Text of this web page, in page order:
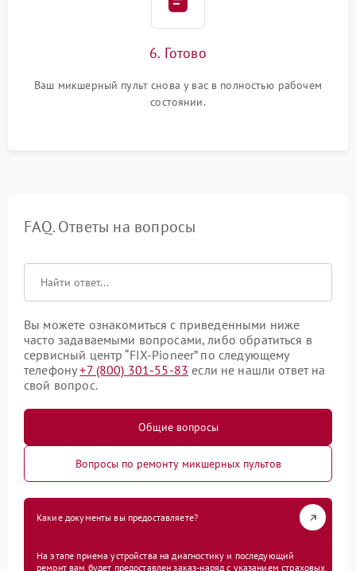
6. Готово
Ваш микшерный пульт снова у вас в полностью рабочем
состоянии.
FAQ. Ответы на вопросы
Вы можете ознакомиться с приведенными ниже
часто задаваемыми вопросами, либо обратиться в
сервисный центр “FIX-Pioneer” по следующему
телефону+7 (800) 301-55-83 если не нашли ответ на
свой вопрос.
Общие вопросы
Вопросы по ремонту микшерных пультов
Какие документы вы предоставляете?
На этапе приема устройства на диагностику и последующий
ремонт вам будет предоставлен заказ-наряд с указанием страховых